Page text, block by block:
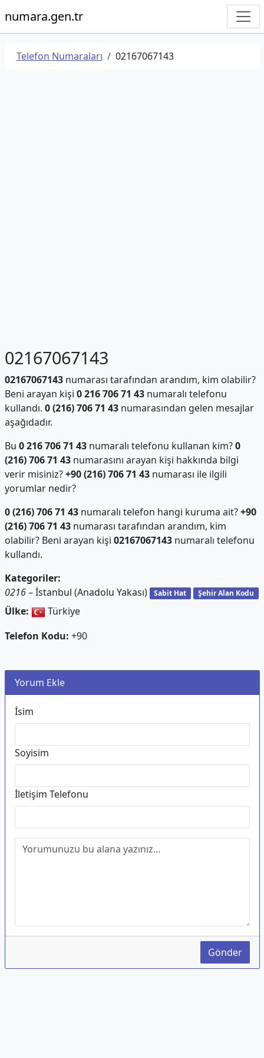
numara.gen.tr
Telefon Numaraları 02167067143
02167067143
02167067143numarası tarafından arandım, kim olabilir?
Beni arayan kişi 0 216 706 71 43numaralı telefonu
kullandı. 0 (216) 706 71 43numarasından gelen mesajlar
aşağıdadır.
Bu 0 216 706 71 43numaralı telefonu kullanan kim?0
(216) 706 71 43numarasını arayan kişi hakkında bilgi
verir misiniz?+90 (216) 706 71 43numarası ile ilgili
yorumlar nedir?
0 (216) 706 71 43numaralı telefon hangi kuruma ait?+90
(216) 706 71 43numarası tarafından arandım, kim
olabilir? Beni arayan kişi 02167067143numaralı telefonu
kullandı.
Kategoriler:
0216– İstanbul (Anadolu Yakası) Sabit Hat Şehir Alan Kodu
Ülke:
Türkiye
Telefon Kodu: +90
Yorum Ekle
İsim
Soyisim
İletişim Telefonu
Gönder